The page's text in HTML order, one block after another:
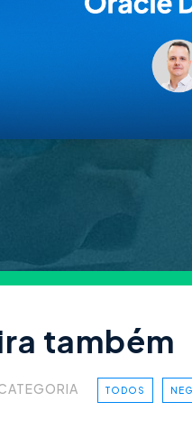
também
TODOS